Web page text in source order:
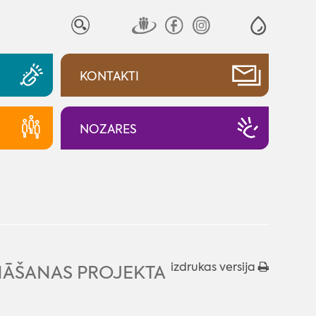
KONTAKTI
NOZARES
izdrukas versija
PROJEKTA